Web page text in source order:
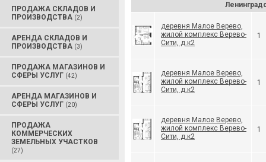
ПРОДАЖА СКЛАДОВ И
ПРОИЗВОДСТВА (2)
АРЕНДА СКЛАДОВ И
ПРОИЗВОДСТВА (3)
ПРОДАЖА МАГАЗИНОВ И
СФЕРЫ УСЛУГ (42)
АРЕНДА МАГАЗИНОВ И
СФЕРЫ УСЛУГ (20)
ПРОДАЖА
КОММЕРЧЕСКИХ
ЗЕМЕЛЬНЫХ УЧАСТКОВ
(27)
деревня Малое Верево,
жилой комплекс Верево-
Сити, д.к2
1
деревня Малое Верево,
жилой комплекс Верево-
Сити, д.к2
1
деревня Малое Верево,
жилой комплекс Верево-
Сити, д.к2
1